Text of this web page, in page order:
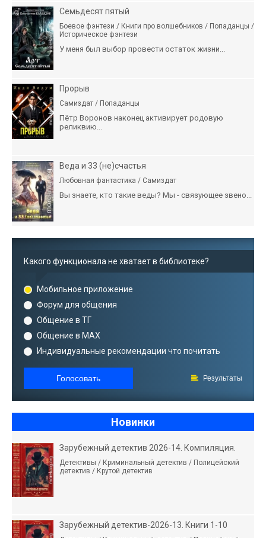
Семьдесят пятый
Боевое фэнтези / Книги про волшебников / Попаданцы /
Историческое фэнтези
У меня был выбор провести остаток жизни...
Прорыв
Самиздат / Попаданцы
Пётр Воронов наконец активирует родовую
реликвию...
Веда и 33 (не)счастья
Любовная фантастика / Самиздат
Вы знаете, кто такие веды? Мы - связующее звено...
Какого функционала не хватает в библиотеке?
Мобильное приложение
Форум для общения
Общение в ТГ
Общение в MAX
Индивидуальные рекомендации что почитать
Голосовать Результаты
Новинки
Зарубежный детектив 2026-14. Компиляция.
Детективы / Криминальный детектив / Полицейский
детектив / Крутой детектив
Зарубежный детектив-2026-13. Книги 1-10